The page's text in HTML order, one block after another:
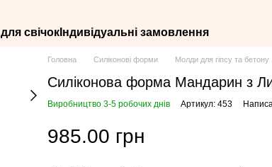
свічок Індивідуальні замовлення
Головна Силіконові форми Молди для гіпсу та бетону
Силіконова форма Мандарин з
Виробництво 3-5 робочих днів Артикул: 453
985.00 грн